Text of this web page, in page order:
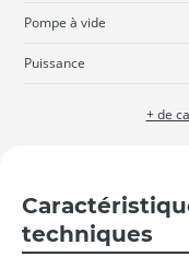
Pompe à vide
Puissance
+ de
techniques